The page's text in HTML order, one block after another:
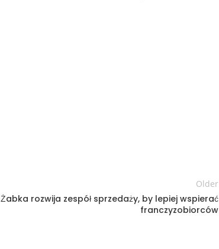
Older
Żabka rozwija zespół sprzedaży, by lepiej wspierać
franczyzobiorców